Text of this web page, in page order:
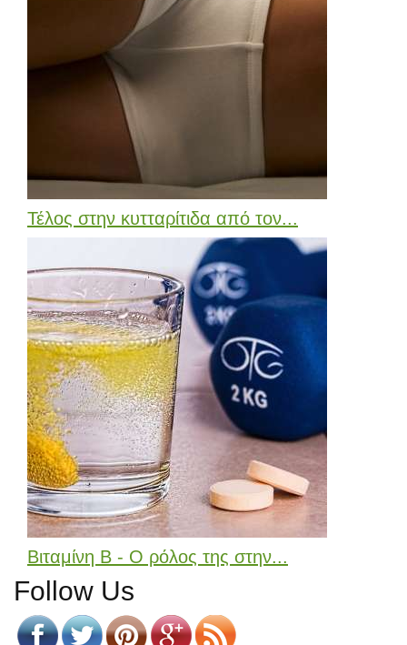
Τέλος στην κυτταρίτιδα από τον...
Βιταμίνη Β - Ο ρόλος της στην...
Follow Us